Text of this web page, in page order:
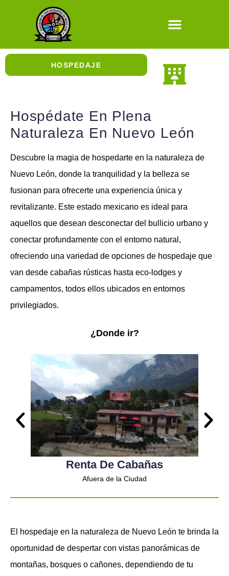
HOSPEDAJE
Hospédate En Plena
Naturaleza En Nuevo León
Descubre la magia de hospedarte en la naturaleza de
Nuevo León, donde la tranquilidad y la belleza se
fusionan para ofrecerte una experiencia única y
revitalizante. Este estado mexicano es ideal para
aquellos que desean desconectar del bullicio urbano y
conectar profundamente con el entorno natural,
ofreciendo una variedad de opciones de hospedaje que
van desde cabañas rústicas hasta eco-lodges y
campamentos, todos ellos ubicados en entornos
privilegiados.
¿Donde ir?
Renta De Cabañas
Afuera de la Ciudad
El hospedaje en la naturaleza de Nuevo León te brinda la
oportunidad de despertar con vistas panorámicas de
montañas, bosques o cañones, dependiendo de tu